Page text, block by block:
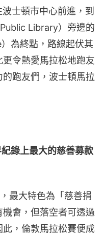
士頓市中心前進，到
Library）旁邊的
為終點，路線起伏其
令熱愛馬拉松地跑友
跑友們，波士頓馬拉
錄上最大的慈善募款
最大特色為「慈善捐
會，但落空者可透過
，倫敦馬拉松賽便成